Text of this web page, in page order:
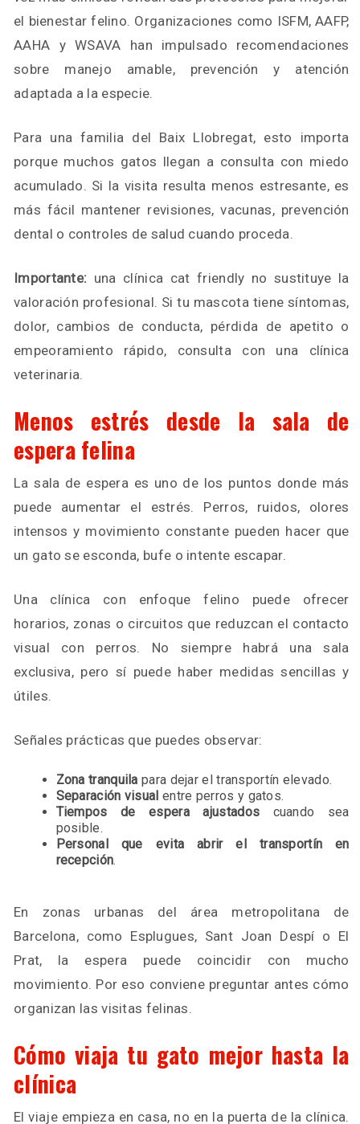
el bienestar felino. Organizaciones como ISFM, AAFP,
AAHA y WSAVA han impulsado recomendaciones
sobre manejo amable, prevención y atención
adaptada a la especie.
Para una familia del Baix Llobregat, esto importa
porque muchos gatos llegan a consulta con miedo
acumulado. Si la visita resulta menos estresante, es
más fácil mantener revisiones, vacunas, prevención
dental o controles de salud cuando proceda.
Importante: una clínica cat friendly no sustituye la
valoración profesional. Si tu mascota tiene síntomas,
dolor, cambios de conducta, pérdida de apetito o
empeoramiento rápido, consulta con una clínica
veterinaria.
Menos estrés desde la sala de
espera felina
La sala de espera es uno de los puntos donde más
puede aumentar el estrés. Perros, ruidos, olores
intensos y movimiento constante pueden hacer que
un gato se esconda, bufe o intente escapar.
Una clínica con enfoque felino puede ofrecer
horarios, zonas o circuitos que reduzcan el contacto
visual con perros. No siempre habrá una sala
exclusiva, pero sí puede haber medidas sencillas y
útiles.
Señales prácticas que puedes observar:
Zona tranquila para dejar el transportín elevado.
Separación visual entre perros y gatos.
Tiempos de espera ajustados cuando sea
posible.
Personal que evita abrir el transportín en
recepción.
En zonas urbanas del área metropolitana de
Barcelona, como Esplugues, Sant Joan Despí o El
Prat, la espera puede coincidir con mucho
movimiento. Por eso conviene preguntar antes cómo
organizan las visitas felinas.
Cómo viaja tu gato mejor hasta la
clínica
El viaje empieza en casa, no en la puerta de la clínica.